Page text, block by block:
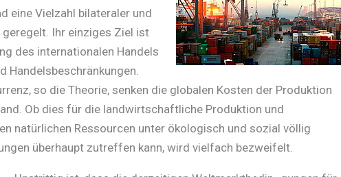
eine Vielzahl bilateraler und
Ihr einziges Ziel ist
des internationalen Handels
Handelsbeschränkungen.
so die Theorie, senken die globalen Kosten der Produktion
Ob dies für die landwirtschaftliche Produktion und
natürlichen Ressourcen unter ökologisch und sozial völlig
überhaupt zutreffen kann, wird vielfach bezweifelt.